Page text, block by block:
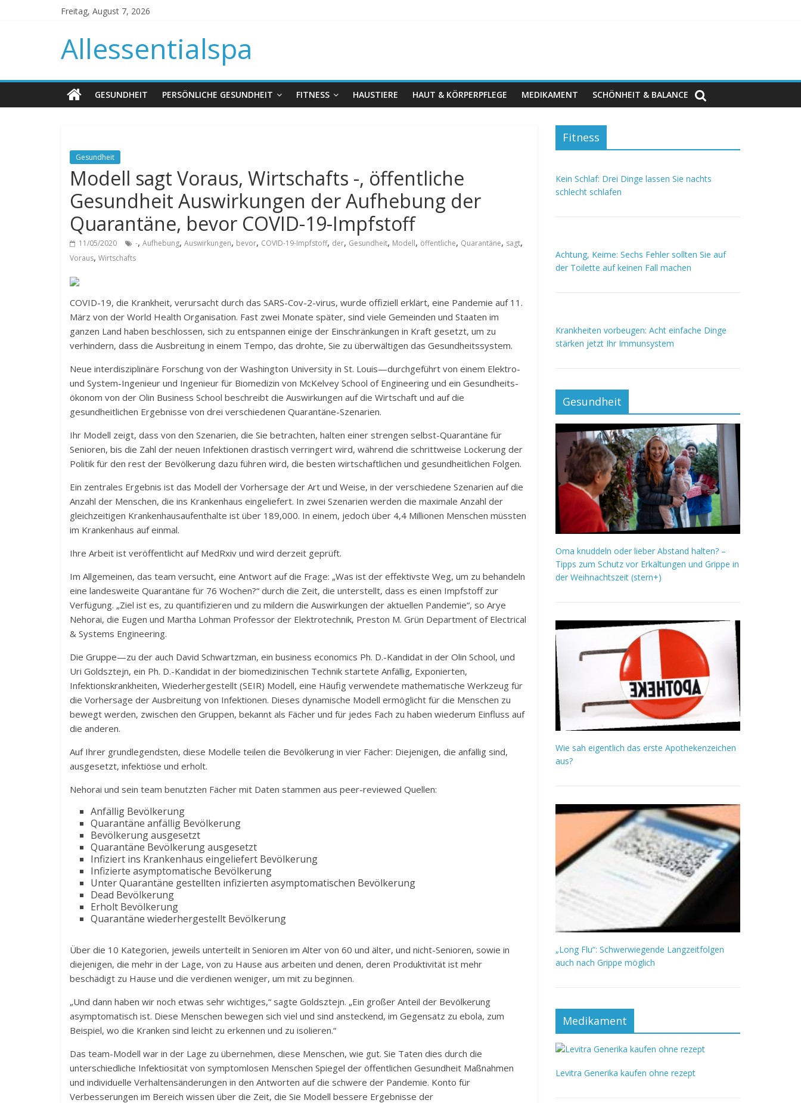
Freitag, August 7, 2026
Allessentialspa
GESUNDHEIT PERSÖNLICHE GESUNDHEIT FITNESS HAUSTIERE HAUT & KÖRPERPFLEGE MEDIKAMENT SCHÖNHEIT & BALANCE
Gesundheit
Modell sagt Voraus, Wirtschafts -, öffentliche
Gesundheit Auswirkungen der Aufhebung der
Quarantäne, bevor COVID-19-Impfstoff
11/05/2020 -, Aufhebung, Auswirkungen, bevor, COVID-19-Impfstoff, der, Gesundheit, Modell, öffentliche, Quarantäne, sagt,
Voraus, Wirtschafts
COVID-19, die Krankheit, verursacht durch das SARS-Cov-2-virus, wurde offiziell erklärt, eine Pandemie auf 11.
März von der World Health Organisation. Fast zwei Monate später, sind viele Gemeinden und Staaten im
ganzen Land haben beschlossen, sich zu entspannen einige der Einschränkungen in Kraft gesetzt, um zu
verhindern, dass die Ausbreitung in einem Tempo, das drohte, Sie zu überwältigen das Gesundheitssystem.
Neue interdisziplinäre Forschung von der Washington University in St. Louis—durchgeführt von einem Elektro-
und System-Ingenieur und Ingenieur für Biomedizin von McKelvey School of Engineering und ein Gesundheits-
ökonom von der Olin Business School beschreibt die Auswirkungen auf die Wirtschaft und auf die
gesundheitlichen Ergebnisse von drei verschiedenen Quarantäne-Szenarien.
Ihr Modell zeigt, dass von den Szenarien, die Sie betrachten, halten einer strengen selbst-Quarantäne für
Senioren, bis die Zahl der neuen Infektionen drastisch verringert wird, während die schrittweise Lockerung der
Politik für den rest der Bevölkerung dazu führen wird, die besten wirtschaftlichen und gesundheitlichen Folgen.
Ein zentrales Ergebnis ist das Modell der Vorhersage der Art und Weise, in der verschiedene Szenarien auf die
Anzahl der Menschen, die ins Krankenhaus eingeliefert. In zwei Szenarien werden die maximale Anzahl der
gleichzeitigen Krankenhausaufenthalte ist über 189,000. In einem, jedoch über 4,4 Millionen Menschen müssten
im Krankenhaus auf einmal.
Ihre Arbeit ist veröffentlicht auf MedRxiv und wird derzeit geprüft.
Im Allgemeinen, das team versucht, eine Antwort auf die Frage: „Was ist der effektivste Weg, um zu behandeln
eine landesweite Quarantäne für 76 Wochen?“ durch die Zeit, die unterstellt, dass es einen Impfstoff zur
Verfügung. „Ziel ist es, zu quantifizieren und zu mildern die Auswirkungen der aktuellen Pandemie“, so Arye
Nehorai, die Eugen und Martha Lohman Professor der Elektrotechnik, Preston M. Grün Department of Electrical
& Systems Engineering.
Die Gruppe—zu der auch David Schwartzman, ein business economics Ph. D.-Kandidat in der Olin School, und
Uri Goldsztejn, ein Ph. D.-Kandidat in der biomedizinischen Technik startete Anfällig, Exponierten,
Infektionskrankheiten, Wiederhergestellt (SEIR) Modell, eine Häufig verwendete mathematische Werkzeug für
die Vorhersage der Ausbreitung von Infektionen. Dieses dynamische Modell ermöglicht für die Menschen zu
bewegt werden, zwischen den Gruppen, bekannt als Fächer und für jedes Fach zu haben wiederum Einfluss auf
die anderen.
Auf Ihrer grundlegendsten, diese Modelle teilen die Bevölkerung in vier Fächer: Diejenigen, die anfällig sind,
ausgesetzt, infektiöse und erholt.
Nehorai und sein team benutzten Fächer mit Daten stammen aus peer-reviewed Quellen:
Anfällig Bevölkerung
Quarantäne anfällig Bevölkerung
Bevölkerung ausgesetzt
Quarantäne Bevölkerung ausgesetzt
Infiziert ins Krankenhaus eingeliefert Bevölkerung
Infizierte asymptomatische Bevölkerung
Unter Quarantäne gestellten infizierten asymptomatischen Bevölkerung
Dead Bevölkerung
Erholt Bevölkerung
Quarantäne wiederhergestellt Bevölkerung
Über die 10 Kategorien, jeweils unterteilt in Senioren im Alter von 60 und älter, und nicht-Senioren, sowie in
diejenigen, die mehr in der Lage, von zu Hause aus arbeiten und denen, deren Produktivität ist mehr
beschädigt zu Hause und die verdienen weniger, um mit zu beginnen.
„Und dann haben wir noch etwas sehr wichtiges,“ sagte Goldsztejn. „Ein großer Anteil der Bevölkerung
asymptomatisch ist. Diese Menschen bewegen sich viel und sind ansteckend, im Gegensatz zu ebola, zum
Beispiel, wo die Kranken sind leicht zu erkennen und zu isolieren.“
Das team-Modell war in der Lage zu übernehmen, diese Menschen, wie gut. Sie Taten dies durch die
unterschiedliche Infektiosität von symptomlosen Menschen Spiegel der öffentlichen Gesundheit Maßnahmen
und individuelle Verhaltensänderungen in den Antworten auf die schwere der Pandemie. Konto für
Verbesserungen im Bereich wissen über die Zeit, die Sie Modell bessere Ergebnisse der
Fitness
Kein Schlaf: Drei Dinge lassen Sie nachts
schlecht schlafen
Achtung, Keime: Sechs Fehler sollten Sie auf
der Toilette auf keinen Fall machen
Krankheiten vorbeugen: Acht einfache Dinge
stärken jetzt Ihr Immunsystem
Gesundheit
Oma knuddeln oder lieber Abstand halten? –
Tipps zum Schutz vor Erkältungen und Grippe in
der Weihnachtszeit (stern+)
Wie sah eigentlich das erste Apothekenzeichen
aus?
„Long Flu“: Schwerwiegende Langzeitfolgen
auch nach Grippe möglich
Medikament
Levitra Generika kaufen ohne rezept